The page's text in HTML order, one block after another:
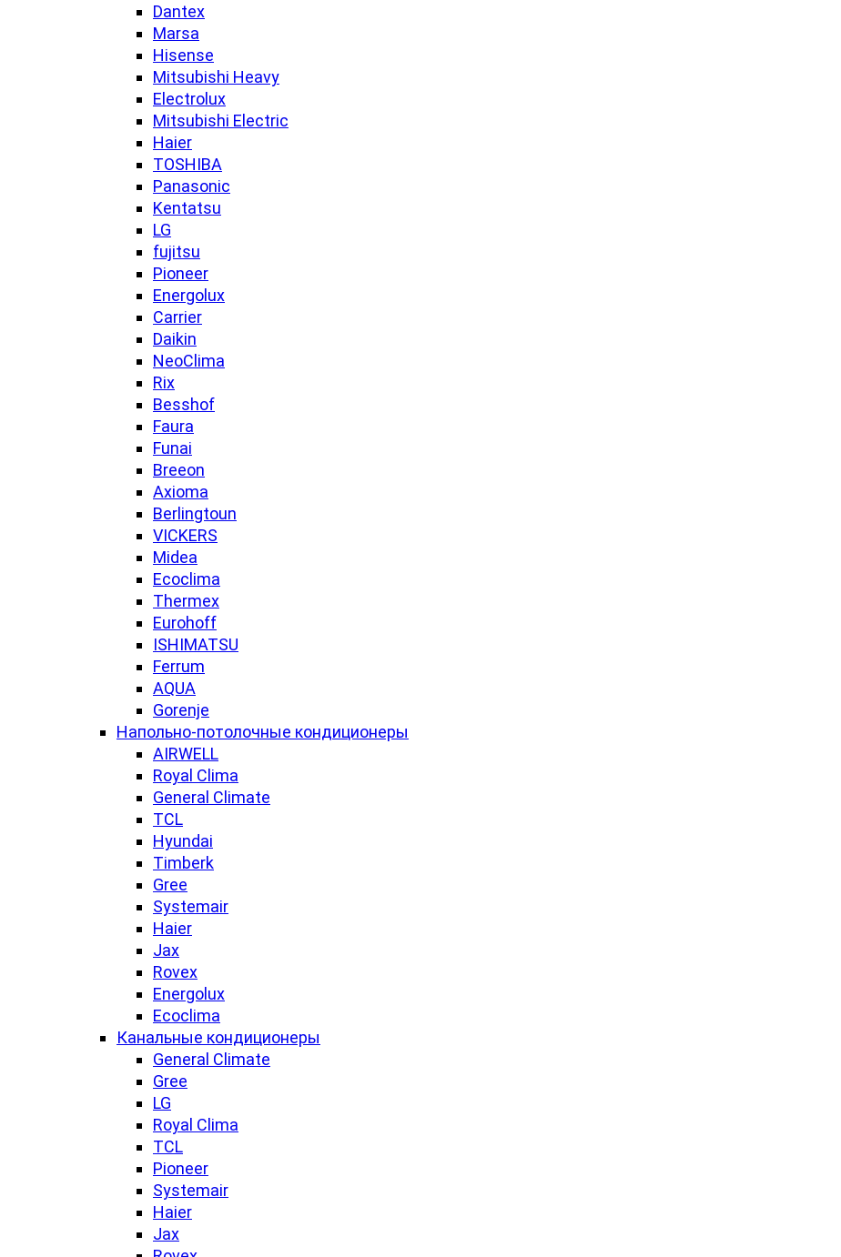
Dantex
Marsa
Hisense
Mitsubishi Heavy
Electrolux
Mitsubishi Electric
Haier
TOSHIBA
Panasonic
Kentatsu
LG
fujitsu
Pioneer
Energolux
Carrier
Daikin
NeoClima
Rix
Besshof
Faura
Funai
Breeon
Axioma
Berlingtoun
VICKERS
Midea
Ecoclima
Thermex
Eurohoff
ISHIMATSU
Ferrum
AQUA
Gorenje
Напольно-потолочные кондиционеры
AIRWELL
Royal Clima
General Climate
TCL
Hyundai
Timberk
Gree
Systemair
Haier
Jax
Rovex
Energolux
Ecoclima
Канальные кондиционеры
General Climate
Gree
LG
Royal Clima
TCL
Pioneer
Systemair
Haier
Jax